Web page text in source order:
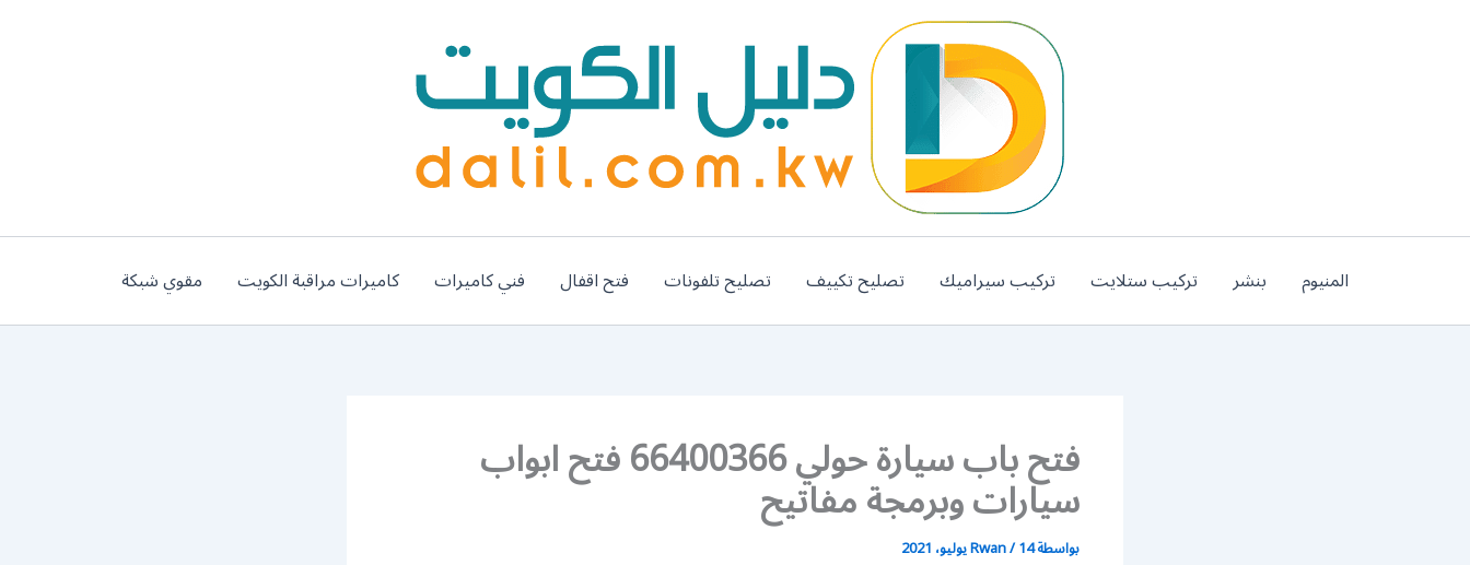
المنيوم بنشر تركيب ستلايت تركيب سيراميك تصليح تكييف تصليح تلفونات فتح اقفال فني كاميرات كاميرات مراقبة الكويت مقوي شبكة
فتح باب سيارة حولي 66400366 فتح ابواب
سيارات وبرمجة مفاتيح
بواسطة Rwan/14 يوليو، 2021